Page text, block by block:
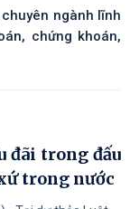
ngành lĩnh
chứng khoán,
đãi trong đấu
trong nước